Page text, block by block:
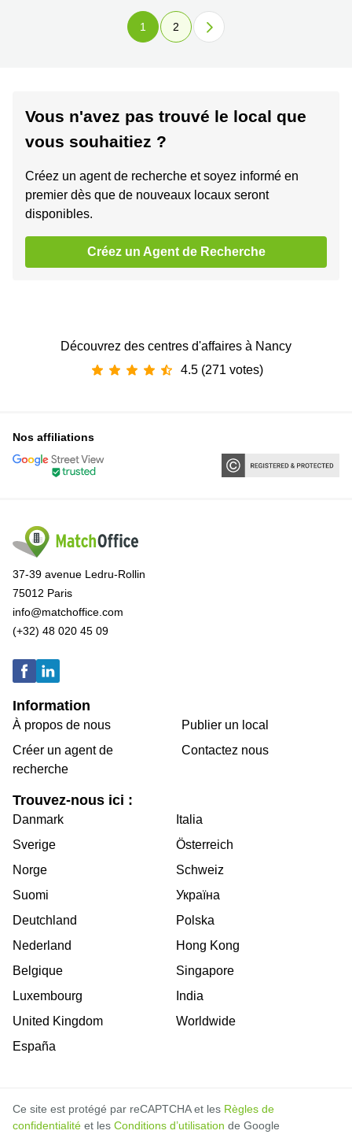
1 2
Vous n'avez pas trouvé le local que
vous souhaitiez ?
Créez un agent de recherche et soyez informé en
premier dès que de nouveaux locaux seront
disponibles.
Créez un Agent de Recherche
Découvrez des centres d'affaires à Nancy
4.5 (271 votes)
Nos affiliations
37-39 avenue Ledru-Rollin
75012 Paris
info@matchoffice.com
(+32) 48 020 45 09
Information
À propos de nous
Créer un agent de
recherche
Publier un local
Contactez nous
Trouvez-nous ici :
Danmark
Sverige
Norge
Suomi
Deutchland
Nederland
Belgique
Luxembourg
United Kingdom
España
Italia
Österreich
Schweiz
Україна
Polska
Hong Kong
Singapore
India
Worldwide
Ce site est protégé par reCAPTCHA et les Règles de
confidentialité et les Conditions d’utilisation de Google